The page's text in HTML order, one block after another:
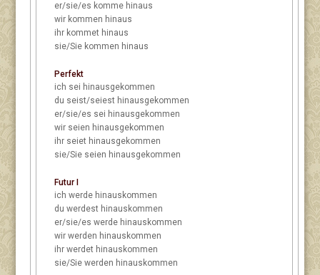
er/sie/es komme hinaus
wir kommen hinaus
ihr kommet hinaus
sie/Sie kommen hinaus
Perfekt
ich sei hinausgekommen
du seist/seiest hinausgekommen
er/sie/es sei hinausgekommen
wir seien hinausgekommen
ihr seiet hinausgekommen
sie/Sie seien hinausgekommen
Futur I
ich werde hinauskommen
du werdest hinauskommen
er/sie/es werde hinauskommen
wir werden hinauskommen
ihr werdet hinauskommen
sie/Sie werden hinauskommen